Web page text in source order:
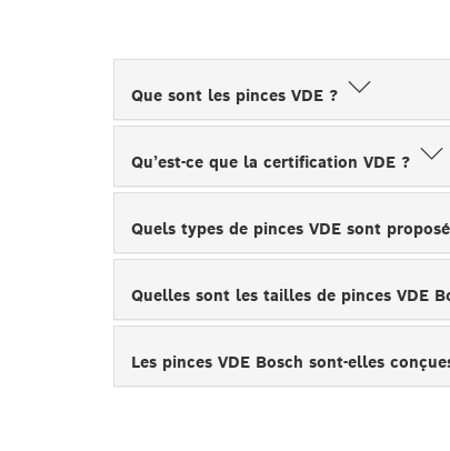
Que sont les pinces VDE ?
Qu’est-ce que la certification VDE ?
Quels types de pinces VDE sont
Quelles sont les tailles de pinces VDE
Les pinces VDE Bosch sont-elles